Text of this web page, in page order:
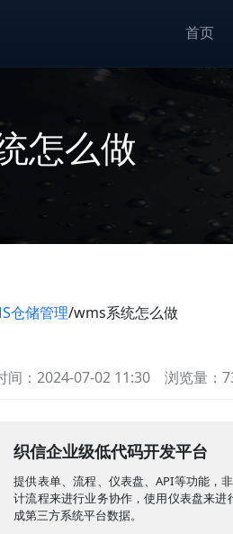
首页
怎么做
仓储管理/wms系统怎么做
间：2024-07-02 11:30 浏览量：
织信企业级低代码开发平台
提供表单、流程、仪表盘、API等功能，
计流程来进行业务协作，使用仪表盘来
成第三方系统平台数据。